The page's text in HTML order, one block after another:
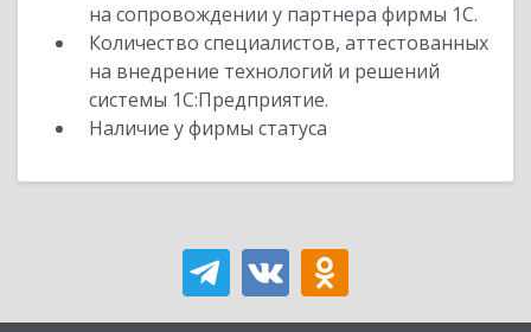
на сопровождении у партнера фирмы 1С.
Количество специалистов, аттестованных
на внедрение технологий и решений
системы 1С:Предприятие.
Наличие у фирмы статуса